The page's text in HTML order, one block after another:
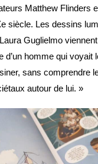
Matthew Flinders
siècle. Les dessins
Guglielmo
d’un homme qui voyait
sans comprendre
autour de lui. »